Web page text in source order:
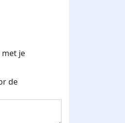
met je
de